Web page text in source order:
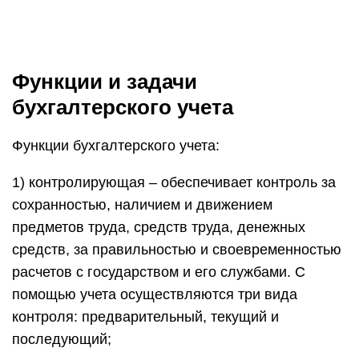
Функции и задачи
бухгалтерского учета
Функции бухгалтерского учета:
1) контролирующая – обеспечивает контроль за
сохранностью, наличием и движением
предметов труда, средств труда, денежных
средств, за правильностью и своевременностью
расчетов с государством и его службами. С
помощью учета осуществляются три вида
контроля: предварительный, текущий и
последующий;